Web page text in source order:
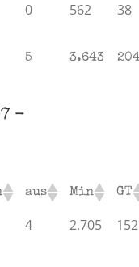
0 562 38
5 3.643
-
aus Min GT
4 2.705 152